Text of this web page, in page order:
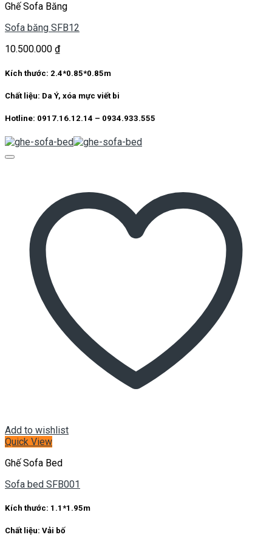
Ghế Sofa Băng
Sofa băng SFB12
10.500.000 ₫
Kích thước: 2.4*0.85*0.85m
Chất liệu: Da Ý, xóa mực viết bi
Hotline: 0917.16.12.14 – 0934.933.555
Add to wishlist
Quick View
Ghế Sofa Bed
Sofa bed SFB001
Kích thước: 1.1*1.95m
Chất liệu: Vải bố